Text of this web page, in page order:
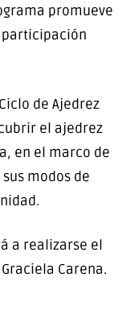
promueve
de Ajedrez
el ajedrez
en el marco de
modos de
a realizarse el
Carena.